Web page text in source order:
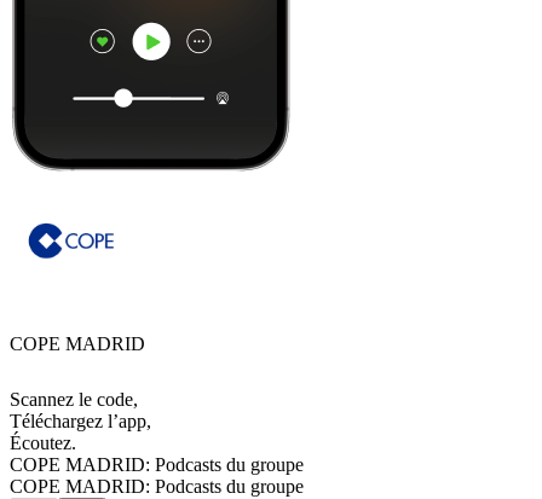
COPE MADRID
Scannez le code,
Téléchargez l’app,
Écoutez.
COPE MADRID: Podcasts du groupe
COPE MADRID: Podcasts du groupe